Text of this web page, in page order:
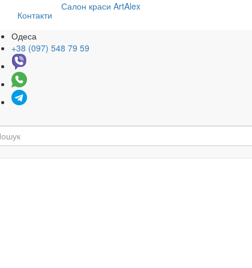
Контакти
Салон краси ArtAlex
Одеса
+38 (097) 548 79 59